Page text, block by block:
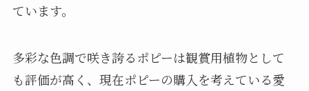
ています。
多彩な色調で咲き誇るポピーは観賞用植物として
も評価が高く、現在ポピーの購入を考えている愛